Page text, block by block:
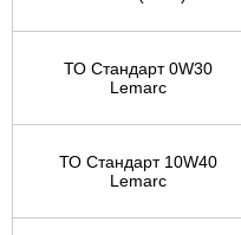
ТО Стандарт 0W30
Lemarc
ТО Стандарт 10W40
Lemarc